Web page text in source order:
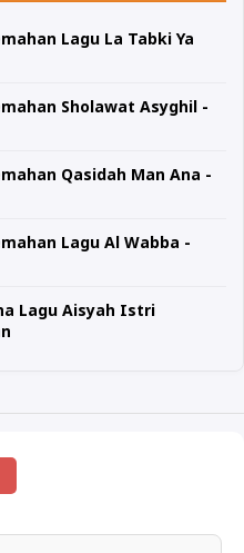
Lagu La Tabki Ya
Sholawat Asyghil -
Qasidah Man Ana -
Lagu Al Wabba -
Lagu Aisyah Istri